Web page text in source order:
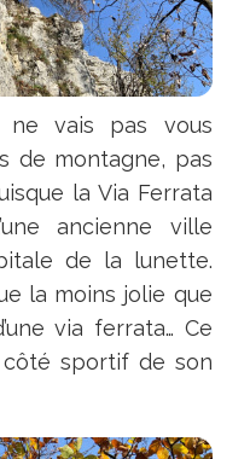
ne vais pas vous
de montagne, pas
la Via Ferrata
ancienne ville
de la lunette.
la moins jolie que
via ferrata… Ce
sportif de son